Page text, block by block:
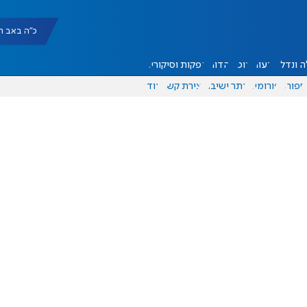
כ"ה באב תשפ"ו
ונדל"ן דעות אוכל יהדות הפקות וסיקורים
ספורט פורומים אתר ישיבה יצירת קשר עוד